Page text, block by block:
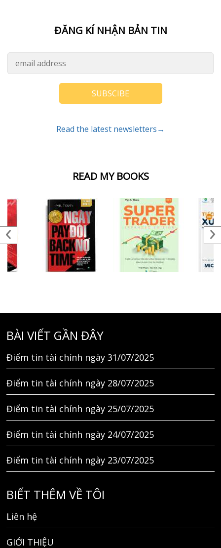
READ MY BOOKS
ĐĂNG KÍ NHẬN BẢN TIN
SUBSCIBE
Read the latest newsletters→
BÀI VIẾT GẦN ĐÂY
Điểm tin tài chính ngày 31/07/2025
Điểm tin tài chính ngày 28/07/2025
Điểm tin tài chính ngày 25/07/2025
Điểm tin tài chính ngày 24/07/2025
Điểm tin tài chính ngày 23/07/2025
BIẾT THÊM VỀ TÔI
Liên hệ
GIỚI THIỆU